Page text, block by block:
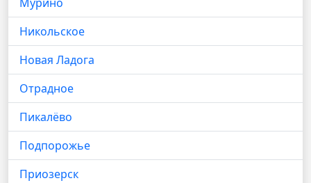
Никольское
Новая Ладога
Отрадное
Пикалёво
Подпорожье
Приозерск